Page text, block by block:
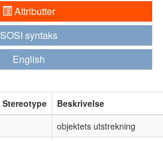
Attributter
SOSI syntaks
English
Stereotype
Beskrivelse
objektets utstrekning